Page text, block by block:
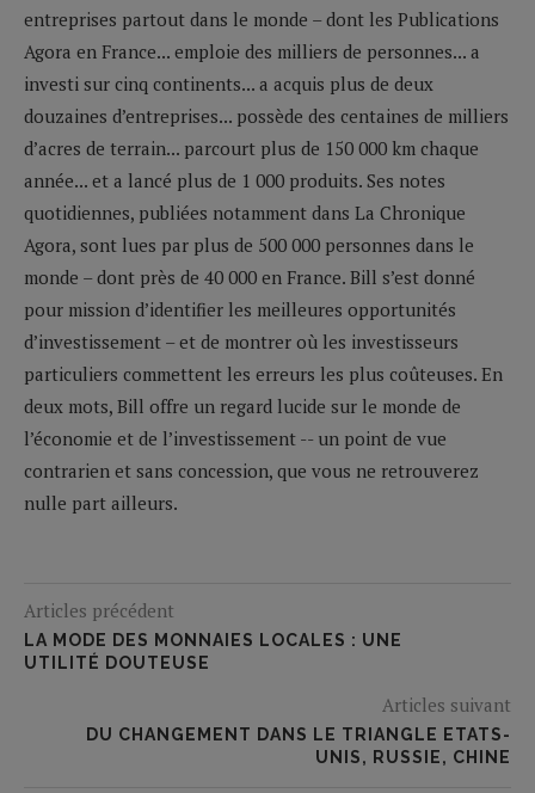
entreprises partout dans le monde – dont les Publications
Agora en France... emploie des milliers de personnes... a
investi sur cinq continents... a acquis plus de deux
douzaines d’entreprises... possède des centaines de milliers
d’acres de terrain... parcourt plus de 150 000 km chaque
année... et a lancé plus de 1 000 produits. Ses notes
quotidiennes, publiées notamment dans La Chronique
Agora, sont lues par plus de 500 000 personnes dans le
monde – dont près de 40 000 en France. Bill s’est donné
pour mission d’identifier les meilleures opportunités
d’investissement – et de montrer où les investisseurs
particuliers commettent les erreurs les plus coûteuses. En
deux mots, Bill offre un regard lucide sur le monde de
l’économie et de l’investissement -- un point de vue
contrarien et sans concession, que vous ne retrouverez
nulle part ailleurs.
Articles précédent
LA MODE DES MONNAIES LOCALES : UNE
UTILITÉ DOUTEUSE
Articles suivant
DU CHANGEMENT DANS LE TRIANGLE ETATS-
UNIS, RUSSIE, CHINE